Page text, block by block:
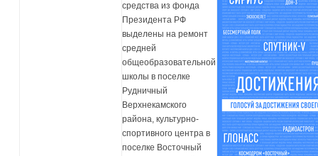
средства из фонда
Президента РФ
выделены на ремонт
средней
общеобразовательной
школы в поселке
Рудничный
Верхнекамского
района, культурно-
спортивного центра в
поселке Восточный